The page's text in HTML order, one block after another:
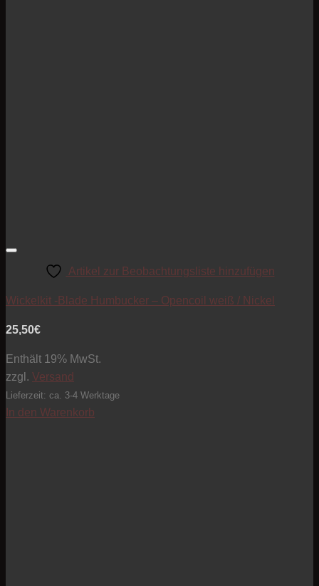
Artikel zur Beobachtungsliste hinzufügen
Wickelkit -Blade Humbucker – Opencoil weiß / Nickel
25,50€
Enthält 19% MwSt.
zzgl. Versand
Lieferzeit: ca. 3-4 Werktage
In den Warenkorb